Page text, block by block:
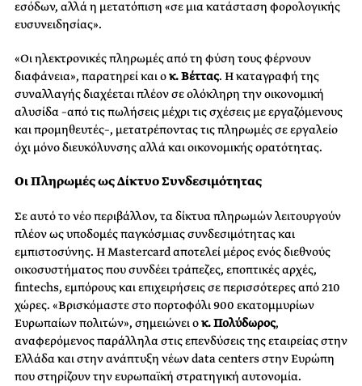
εσόδων, αλλά η μετατόπιση «σε μια κατάσταση φορολογικής
ευσυνειδησίας».
«Οι ηλεκτρονικές πληρωμές από τη φύση τους φέρνουν
διαφάνεια», παρατηρεί και οκ. Βέττας. Η καταγραφή της
συναλλαγής διαχέεται πλέον σε ολόκληρη την οικονομική
αλυσίδα –από τις πωλήσεις μέχρι τις σχέσεις με εργαζόμενους
και προμηθευτές–, μετατρέποντας τις πληρωμές σε εργαλείο
όχι μόνο διευκόλυνσης αλλά και οικονομικής ορατότητας.
Οι Πληρωμές ως Δίκτυο Συνδεσιμότητας
Σε αυτό το νέο περιβάλλον, τα δίκτυα πληρωμών λειτουργούν
πλέον ως υποδομές παγκόσμιας συνδεσιμότητας και
εμπιστοσύνης. Η Mastercard αποτελεί μέρος ενός διεθνούς
οικοσυστήματος που συνδέει τράπεζες, εποπτικές αρχές,
fintechs, εμπόρους και επιχειρήσεις σε περισσότερες από 210
χώρες. «Βρισκόμαστε στο πορτοφόλι 900 εκατομμυρίων
Ευρωπαίων πολιτών», σημειώνει οκ. Πολύδωρος,
αναφερόμενος παράλληλα στις επενδύσεις της εταιρείας στην
Ελλάδα και στην ανάπτυξη νέων data centers στην Ευρώπη
που στηρίζουν την ευρωπαϊκή στρατηγική αυτονομία.